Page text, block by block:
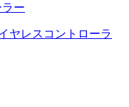
ー
ヤレスコントローラ